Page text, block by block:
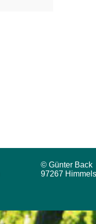
© Günter Back
97267